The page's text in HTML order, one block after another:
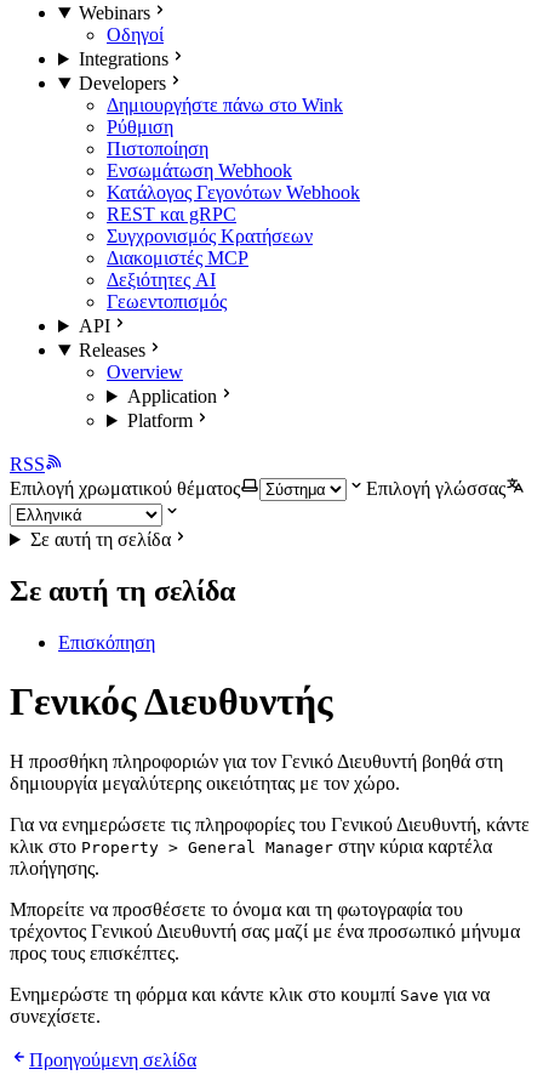
Webinars
Οδηγοί
Integrations
Developers
Δημιουργήστε πάνω στο Wink
Ρύθμιση
Πιστοποίηση
Ενσωμάτωση Webhook
Κατάλογος Γεγονότων Webhook
REST και gRPC
Συγχρονισμός Κρατήσεων
Διακομιστές MCP
Δεξιότητες AI
Γεωεντοπισμός
API
Releases
Overview
Application
Platform
RSS
Επιλογή χρωματικού θέματος
Επιλογή γλώσσας
Σε αυτή τη σελίδα
Σε αυτή τη σελίδα
Επισκόπηση
Γενικός Διευθυντής
Η προσθήκη πληροφοριών για τον Γενικό Διευθυντή βοηθά στη
δημιουργία μεγαλύτερης οικειότητας με τον χώρο.
Για να ενημερώσετε τις πληροφορίες του Γενικού Διευθυντή, κάντε
κλικ στο Property > General Manager στην κύρια καρτέλα
πλοήγησης.
Μπορείτε να προσθέσετε το όνομα και τη φωτογραφία του
τρέχοντος Γενικού Διευθυντή σας μαζί με ένα προσωπικό μήνυμα
προς τους επισκέπτες.
Ενημερώστε τη φόρμα και κάντε κλικ στο κουμπί Save για να
συνεχίσετε.
Προηγούμενη σελίδα